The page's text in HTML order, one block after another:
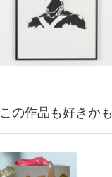
この作品も好きかも